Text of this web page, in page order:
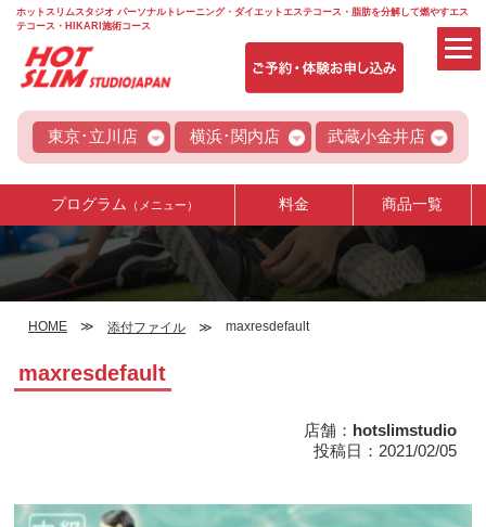
ホットスリムスタジオ パーソナルトレーニング・ダイエットエステコース・脂肪を分解して燃やすエス
テコース・HIKARI施術コース
東京･立川店 横浜･関内店 武蔵小金井店
プログラム （メニュー） 料金 商品一覧
HOME 添付ファイル maxresdefault
maxresdefault
店舗： hotslimstudio
投稿日：2021/02/05